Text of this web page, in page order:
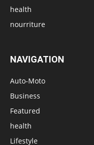
health
nourriture
NAVIGATION
Auto-Moto
Business
Featured
health
Lifestyle